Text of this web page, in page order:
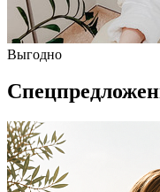
Выгодно